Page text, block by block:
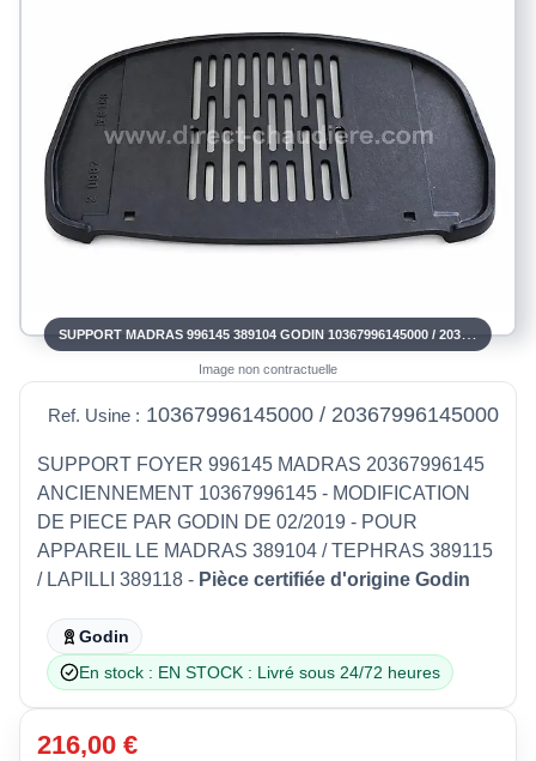
SUPPORT MADRAS 996145 389104 GODIN 10367996145000 / 20367996145000
Image non contractuelle
Ref. Usine : 10367996145000 / 20367996145000
SUPPORT FOYER 996145 MADRAS 20367996145
ANCIENNEMENT 10367996145 - MODIFICATION
DE PIECE PAR GODIN DE 02/2019 - POUR
APPAREIL LE MADRAS 389104 / TEPHRAS 389115
/ LAPILLI 389118 - Pièce certifiée d'origine Godin
Godin
En stock : EN STOCK : Livré sous 24/72 heures
216,00 €